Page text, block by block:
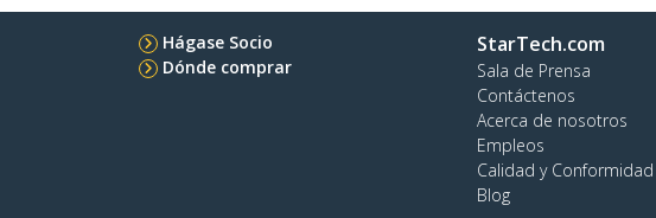
Hágase Socio
Dónde comprar
StarTech.com
Sala de Prensa
Contáctenos
Acerca de nosotros
Empleos
Calidad y
Blog